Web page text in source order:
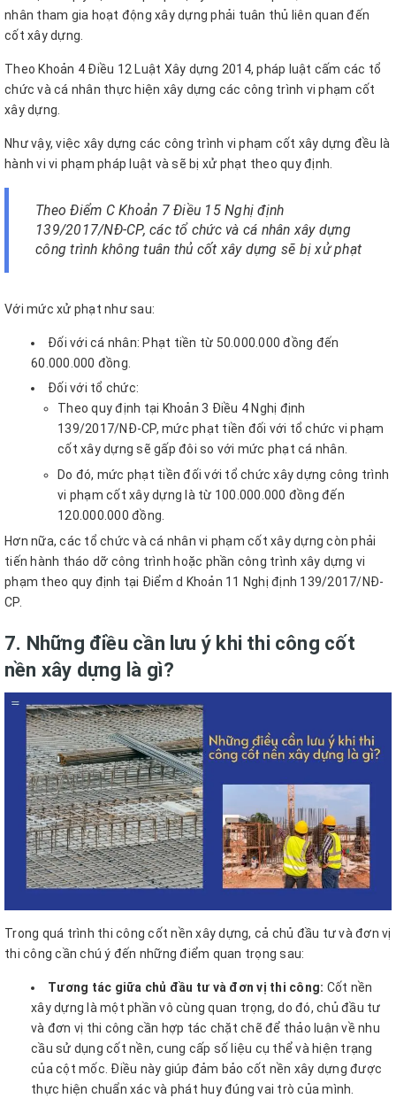
nhân tham gia hoạt động xây dựng phải tuân thủ liên quan đến
cốt xây dựng.
Theo Khoản 4 Điều 12 Luật Xây dựng 2014, pháp luật cấm các tổ
chức và cá nhân thực hiện xây dựng các công trình vi phạm cốt
xây dựng.
Như vậy, việc xây dựng các công trình vi phạm cốt xây dựng đều là
hành vi vi phạm pháp luật và sẽ bị xử phạt theo quy định.
Theo Điểm C Khoản 7 Điều 15 Nghị định
139/2017/NĐ-CP, các tổ chức và cá nhân xây dựng
công trình không tuân thủ cốt xây dựng sẽ bị xử phạt
Với mức xử phạt như sau:
Đối với cá nhân: Phạt tiền từ 50.000.000 đồng đến
60.000.000 đồng.
Đối với tổ chức:
Theo quy định tại Khoản 3 Điều 4 Nghị định
139/2017/NĐ-CP, mức phạt tiền đối với tổ chức vi phạm
cốt xây dựng sẽ gấp đôi so với mức phạt cá nhân.
Do đó, mức phạt tiền đối với tổ chức xây dựng công trình
vi phạm cốt xây dựng là từ 100.000.000 đồng đến
120.000.000 đồng.
Hơn nữa, các tổ chức và cá nhân vi phạm cốt xây dựng còn phải
tiến hành tháo dỡ công trình hoặc phần công trình xây dựng vi
phạm theo quy định tại Điểm d Khoản 11 Nghị định 139/2017/NĐ-
CP.
7. Những điều cần lưu ý khi thi công cốt
nền xây dựng là gì?
Trong quá trình thi công cốt nền xây dựng, cả chủ đầu tư và đơn vị
thi công cần chú ý đến những điểm quan trọng sau:
Tương tác giữa chủ đầu tư và đơn vị thi công: Cốt nền
xây dựng là một phần vô cùng quan trọng, do đó, chủ đầu tư
và đơn vị thi công cần hợp tác chặt chẽ để thảo luận về nhu
cầu sử dụng cốt nền, cung cấp số liệu cụ thể và hiện trạng
của cột mốc. Điều này giúp đảm bảo cốt nền xây dựng được
thực hiện chuẩn xác và phát huy đúng vai trò của mình.